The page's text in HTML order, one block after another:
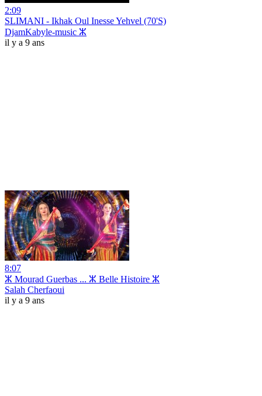
2:09
SLIMANI - Ikhak Oul Inesse Yehvel (70'S)
DjamKabyle-music ⵣ
il y a 9 ans
8:07
ⵣ Mourad Guerbas ... ⵣ Belle Histoire ⵣ
Salah Cherfaoui
il y a 9 ans